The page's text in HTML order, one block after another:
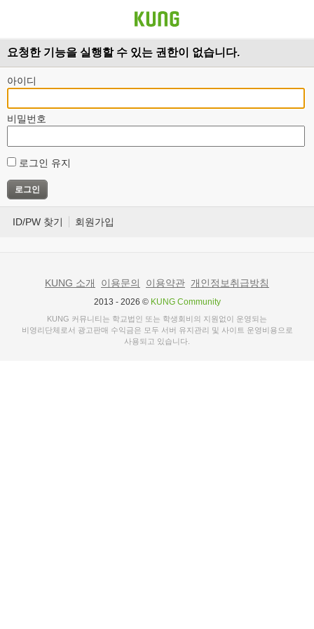
요청한 기능을 실행할 수 있는 권한이 없습니다.
아이디
비밀번호
로그인 유지
ID/PW 찾기 회원가입
KUNG 소개 이용문의 이용약관 개인정보취급방침
2013 - 2026 © KUNG Community
KUNG 커뮤니티는 학교법인 또는 학생회비의 지원없이 운영되는
비영리단체로서 광고판매 수익금은 모두 서버 유지관리 및 사이트 운영비용으로
사용되고 있습니다.